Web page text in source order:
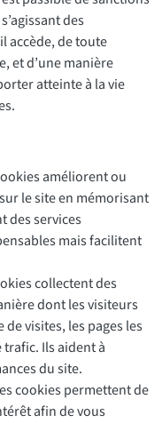
des
accède, de toute
et d’une manière
atteinte à la vie
améliorent ou
le site en mémorisant
des services
mais facilitent
collectent des
dont les visiteurs
visites, les pages les
trafic. Ils aident à
du site.
cookies permettent de
afin de vous